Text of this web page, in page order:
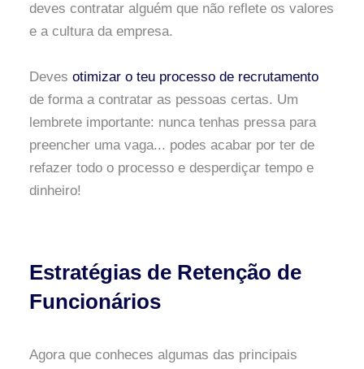
deves contratar alguém que não reflete os valores
e a cultura da empresa.
Deves otimizar o teu processo de recrutamento
de forma a contratar as pessoas certas. Um
lembrete importante: nunca tenhas pressa para
preencher uma vaga... podes acabar por ter de
refazer todo o processo e desperdiçar tempo e
dinheiro!
Estratégias de Retenção de
Funcionários
Agora que conheces algumas das principais